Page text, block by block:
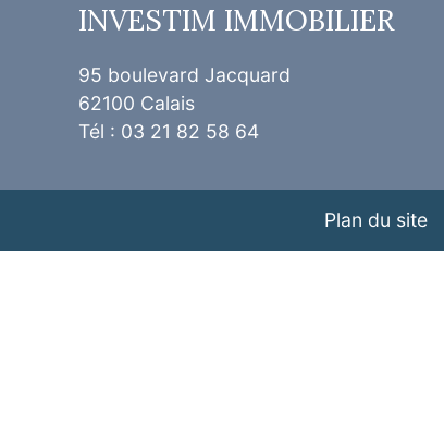
INVESTIM IMMOBILIER
95 boulevard Jacquard
62100 Calais
Tél : 03 21 82 58 64
Plan du site